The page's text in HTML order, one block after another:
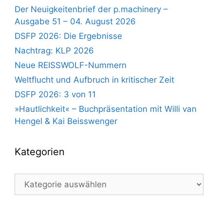
Der Neuigkeitenbrief der p.machinery –
Ausgabe 51 – 04. August 2026
DSFP 2026: Die Ergebnisse
Nachtrag: KLP 2026
Neue REISSWOLF-Nummern
Weltflucht und Aufbruch in kritischer Zeit
DSFP 2026: 3 von 11
»Hautlichkeit« – Buchpräsentation mit Willi van
Hengel & Kai Beisswenger
Kategorien
Kategorien